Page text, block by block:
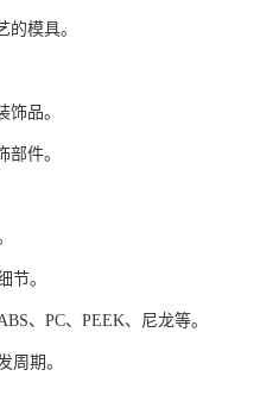
模具。
品。
件。
节。
、PC、PEEK、尼龙等。
周期。